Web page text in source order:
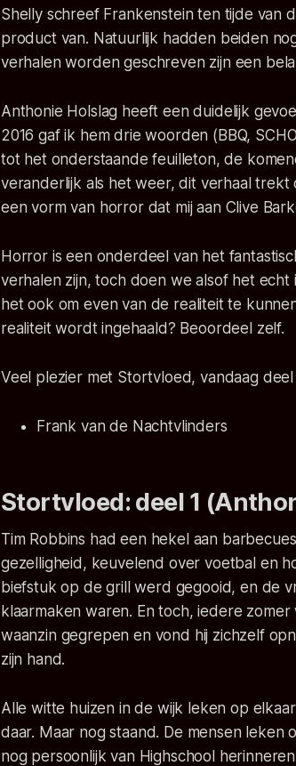
Shelly schreef Frankenstein ten tijde van
product van. Natuurlijk hadden beiden
verhalen worden geschreven zijn een
Anthonie Holslag heeft een duidelijk
2016 gaf ik hem drie woorden (BBQ,
tot het onderstaande feuilleton, de
veranderlijk als het weer, dit verhaal
een vorm van horror dat mij aan Clive
Horror is een onderdeel van het
verhalen zijn, toch doen we alsof het
het ook om even van de realiteit te
realiteit wordt ingehaald? Beoordeel zelf.
Veel plezier met Stortvloed, vandaag
Frank van de Nachtvlinders
Stortvloed: deel 1
Tim Robbins had een hekel aan
gezelligheid, keuvelend over voetbal en
biefstuk op de grill werd gegooid, en de
klaarmaken waren. En toch, iedere
waanzin gegrepen en vond hij zichzelf
zijn hand.
Alle witte huizen in de wijk leken op
daar. Maar nog staand. De mensen leken
nog persoonlijk van Highschool